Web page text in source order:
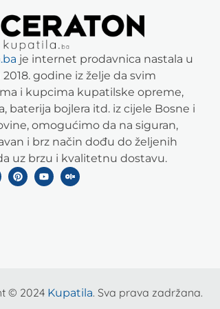
je internet prodavnica nastala u
godine iz želje da svim
i kupcima kupatilske opreme,
baterija bojlera itd. iz cijele Bosne i
omogućimo da na siguran,
i brz način dođu do željenih
uz brzu i kvalitetnu dostavu.
© 2024 Kupatila. Sva prava zadržana.